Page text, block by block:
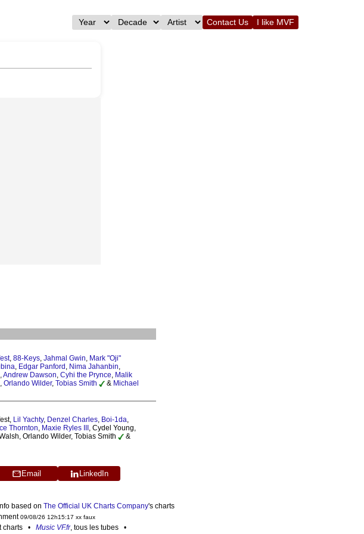
Contact Us I like MVF
, 88-Keys, Jahmal Gwin, Mark "Oji"
, Edgar Panford , Nima Jahanbin,
,Andrew Dawson, Cyhi the Prynce, Malik
, Orlando Wilder, Tobias Smith & Michael
Lil Yachty, Denzel Charles, Boi-1da,
Thornton, Maxie Ryles III , Cydel Young,
Orlando Wilder, Tobias Smith
&
Email LinkedIn
based on The Official UK Charts Company's charts
09/08/26 12h15:17 xx faux
charts • Music VF.fr, tous les tubes •